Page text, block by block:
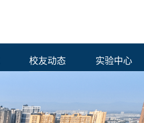
校友动态 实验中心